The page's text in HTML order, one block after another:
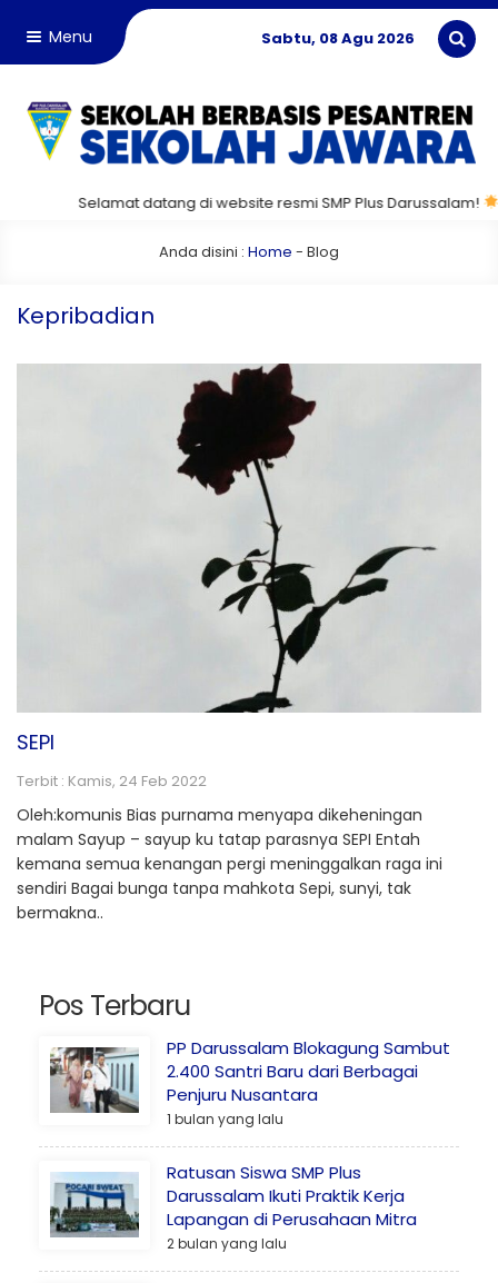
Menu Sabtu, 08 Agu 2026
Selamat datang di website resmi SMP Plus Darussalam!
Anda disini : Home - Blog
Kepribadian
SEPI
Terbit : Kamis, 24 Feb 2022
Oleh:komunis Bias purnama menyapa dikeheningan
malam Sayup – sayup ku tatap parasnya SEPI Entah
kemana semua kenangan pergi meninggalkan raga ini
sendiri Bagai bunga tanpa mahkota Sepi, sunyi, tak
bermakna..
Pos Terbaru
PP Darussalam Blokagung Sambut
2.400 Santri Baru dari Berbagai
Penjuru Nusantara
1 bulan yang lalu
Ratusan Siswa SMP Plus
Darussalam Ikuti Praktik Kerja
Lapangan di Perusahaan Mitra
2 bulan yang lalu